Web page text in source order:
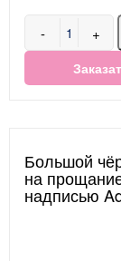
- +
Большой
на
надписью